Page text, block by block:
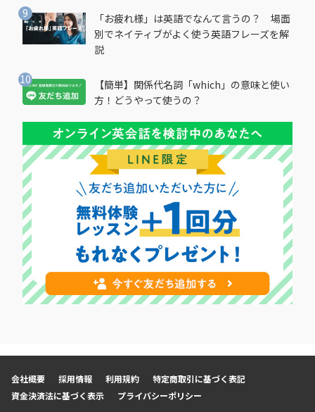
「お疲れ様」は英語でなんて言うの？ 場面
別でネイティブがよく使う英語フレーズを解
説
【簡単】関係代名詞「which」の意味と使い
方！どうやって使うの？
会社概要 採用情報 利用規約
特定商取引に基づく表記
資金決済法に基づく表示
プライバシーポリシー